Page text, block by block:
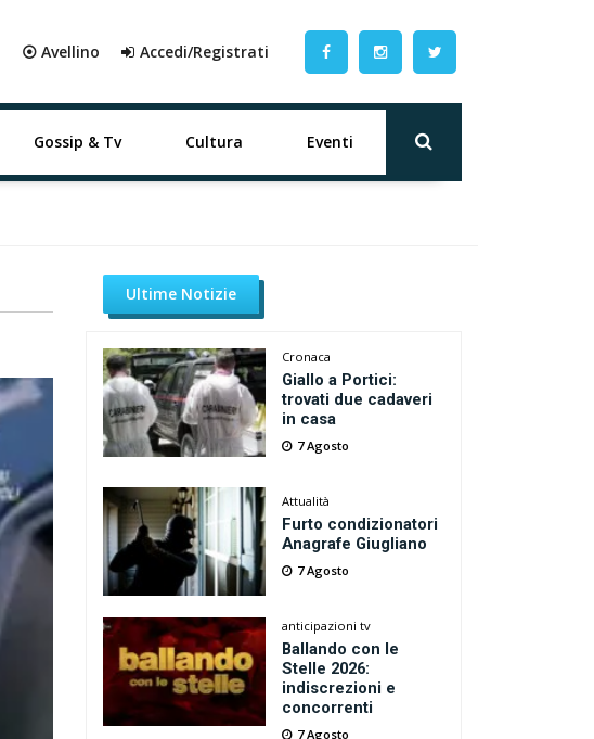
⦿ Avellino Accedi/Registrati
Gossip & Tv Cultura Eventi
Ultime Notizie
Cronaca
Giallo a Portici:
trovati due cadaveri
in casa
7 Agosto
Attualità
Furto condizionatori
Anagrafe Giugliano
7 Agosto
anticipazioni tv
Ballando con le
Stelle 2026:
indiscrezioni e
concorrenti
7 Agosto